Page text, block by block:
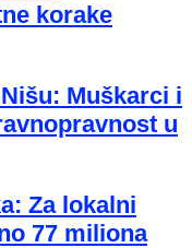
korake
Muškarci i
u
Za lokalni
77 miliona